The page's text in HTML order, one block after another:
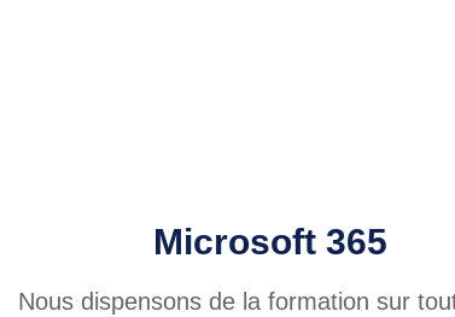
Microsoft 365
Nous dispensons de la formation sur